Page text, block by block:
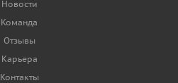
Новости
Команда
Отзывы
Карьера
Контакты